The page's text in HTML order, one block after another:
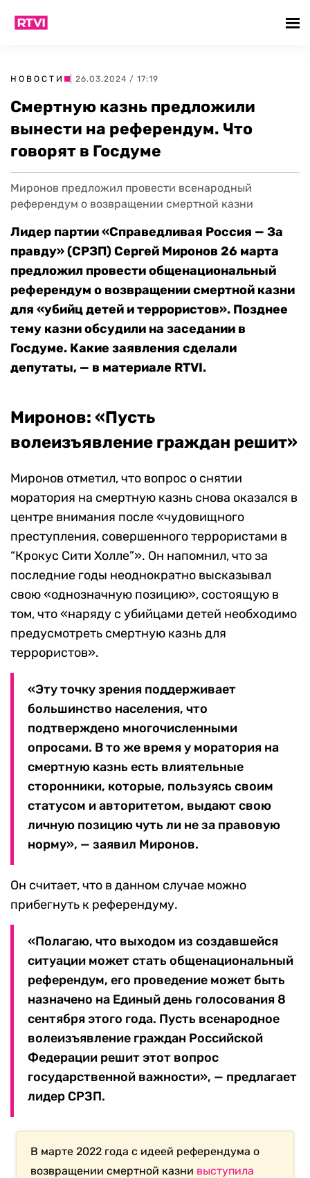
НОВОСТИ | 26.03.2024 / 17:19
Смертную казнь предложили
вынести на референдум. Что
говорят в Госдуме
Миронов предложил провести всенародный
референдум о возвращении смертной казни
Лидер партии «Справедливая Россия — За
правду» (СРЗП) Сергей Миронов 26 марта
предложил провести общенациональный
референдум о возвращении смертной казни
для «убийц детей и террористов». Позднее
тему казни обсудили на заседании в
Госдуме. Какие заявления сделали
депутаты, — в материале RTVI.
Миронов: «Пусть
волеизъявление граждан решит»
Миронов отметил, что вопрос о снятии
моратория на смертную казнь снова оказался в
центре внимания после «чудовищного
преступления, совершенного террористами в
“Крокус Сити Холле”». Он напомнил, что за
последние годы неоднократно высказывал
свою «однозначную позицию», состоящую в
том, что «наряду с убийцами детей необходимо
предусмотреть смертную казнь для
террористов».
«Эту точку зрения поддерживает
большинство населения, что
подтверждено многочисленными
опросами. В то же время у моратория на
смертную казнь есть влиятельные
сторонники, которые, пользуясь своим
статусом и авторитетом, выдают свою
личную позицию чуть ли не за правовую
норму», — заявил Миронов.
Он считает, что в данном случае можно
прибегнуть к референдуму.
«Полагаю, что выходом из создавшейся
ситуации может стать общенациональный
референдум, его проведение может быть
назначено на Единый день голосования 8
сентября этого года. Пусть всенародное
волеизъявление граждан Российской
Федерации решит этот вопрос
государственной важности», — предлагает
лидер СРЗП.
В марте 2022 года с идеей референдума о
возвращении смертной казни выступила